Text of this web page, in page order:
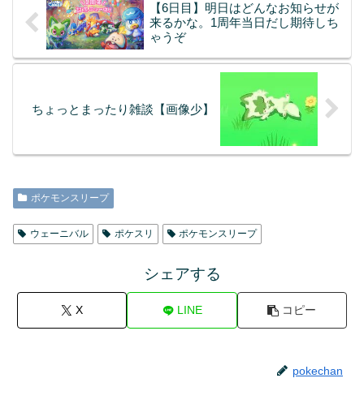
【6日目】明日はどんなお知らせが
来るかな。1周年当日だし期待しち
ゃうぞ
ちょっとまったり雑談【画像少】
ポケモンスリープ
ウェーニバル ポケスリ ポケモンスリープ
シェアする
X LINE コピー
pokechan